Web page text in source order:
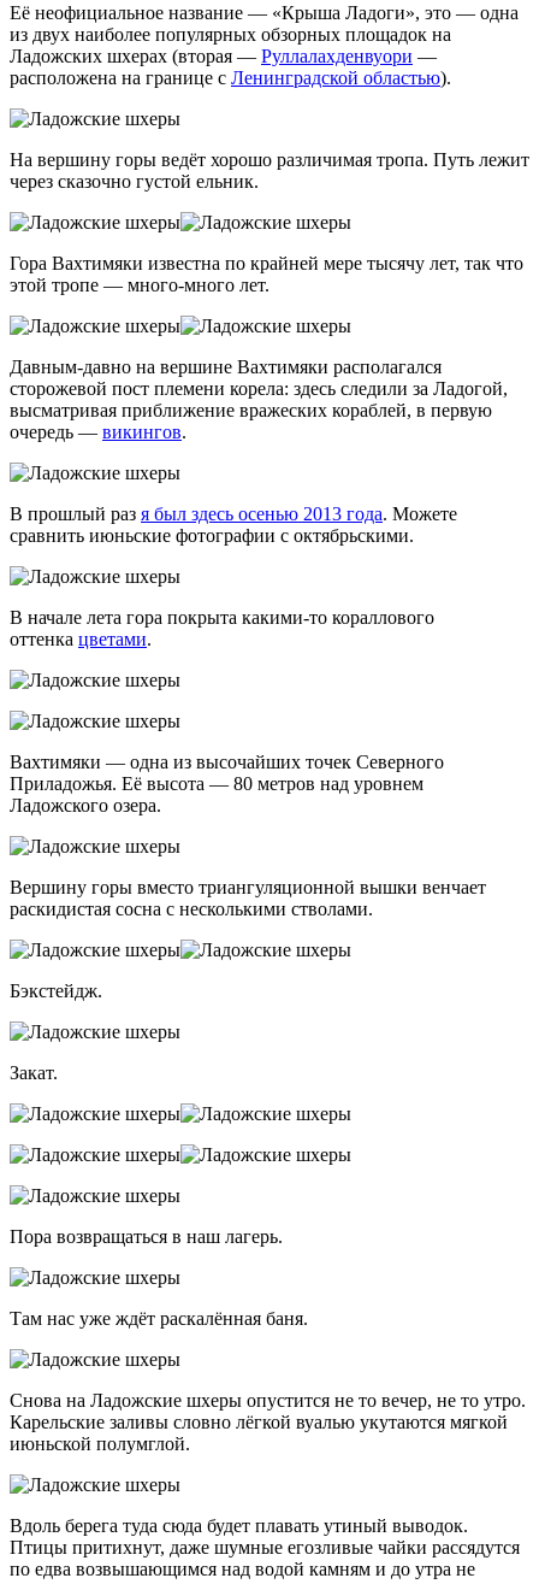
Её неофициальное название — «Крыша Ладоги», это — одна
из двух наиболее популярных обзорных площадок на
Ладожских шхерах (вторая — Руллалахденвуори —
расположена на границе с Ленинградской областью).
На вершину горы ведёт хорошо различимая тропа. Путь лежит
через сказочно густой ельник.
Гора Вахтимяки известна по крайней мере тысячу лет, так что
этой тропе — много-много лет.
Давным-давно на вершине Вахтимяки располагался
сторожевой пост племени корела: здесь следили за Ладогой,
высматривая приближение вражеских кораблей, в первую
очередь — викингов.
В прошлый раз я был здесь осенью 2013 года. Можете
сравнить июньские фотографии с октябрьскими.
В начале лета гора покрыта какими-то кораллового
оттенка цветами.
Вахтимяки — одна из высочайших точек Северного
Приладожья. Её высота — 80 метров над уровнем
Ладожского озера.
Вершину горы вместо триангуляционной вышки венчает
раскидистая сосна с несколькими стволами.
Бэкстейдж.
Закат.
Пора возвращаться в наш лагерь.
Там нас уже ждёт раскалённая баня.
Cнова на Ладожские шхеры опустится не то вечер, не то утро.
Карельские заливы словно лёгкой вуалью укутаются мягкой
июньской полумглой.
Вдоль берега туда сюда будет плавать утиный выводок.
Птицы притихнут, даже шумные егозливые чайки рассядутся
по едва возвышающимся над водой камням и до утра не